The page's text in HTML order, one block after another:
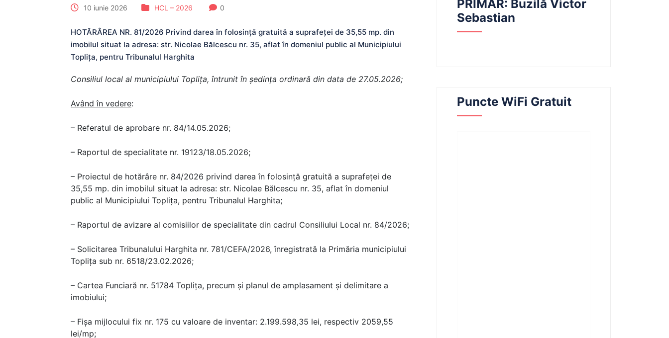
10 iunie 2026 HCL – 2026 0
HOTĂRÂREA NR. 81/2026 Privind darea în folosinţă gratuită a suprafeței de 35,55 mp. din
imobilul situat la adresa: str. Nicolae Bălcescu nr. 35, aflat în domeniul public al Municipiului
Toplița, pentru Tribunalul Harghita
Consiliul local al municipiului Topliţa, întrunit în şedinţa ordinară din data de 27.05.2026;
Având în vedere:
– Referatul de aprobare nr. 84/14.05.2026;
– Raportul de specialitate nr. 19123/18.05.2026;
– Proiectul de hotărâre nr. 84/2026 privind darea în folosinţă gratuită a suprafeței de
35,55 mp. din imobilul situat la adresa: str. Nicolae Bălcescu nr. 35, aflat în domeniul
public al Municipiului Toplița, pentru Tribunalul Harghita;
– Raportul de avizare al comisiilor de specialitate din cadrul Consiliului Local nr. 84/2026;
– Solicitarea Tribunalului Harghita nr. 781/CEFA/2026, înregistrată la Primăria municipiului
Toplița sub nr. 6518/23.02.2026;
– Cartea Funciară nr. 51784 Toplița, precum și planul de amplasament și delimitare a
imobiului;
– Fișa mijlocului fix nr. 175 cu valoare de inventar: 2.199.598,35 lei, respectiv 2059,55
lei/mp;
PRIMAR: Buzilă Victor
Sebastian
Puncte WiFi Gratuit